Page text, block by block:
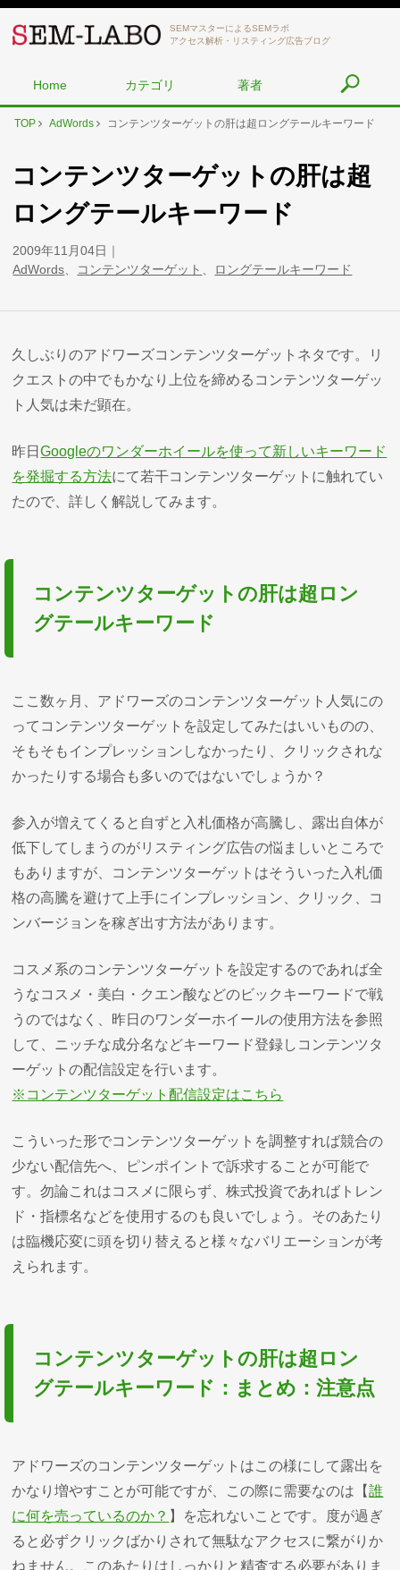
SEMマスターによるSEMラボ
アクセス解析・リスティング広告ブログ
Home カテゴリ 著者
TOP AdWords コンテンツターゲットの肝は超ロングテールキーワード
コンテンツターゲットの肝は超
ロングテールキーワード
2009年11月04日
AdWords
コンテンツターゲット ロングテールキーワード
久しぶりのアドワーズコンテンツターゲットネタです。リ
クエストの中でもかなり上位を締めるコンテンツターゲッ
ト人気は未だ顕在。
昨日Googleのワンダーホイールを使って新しいキーワード
を発掘する方法にて若干コンテンツターゲットに触れてい
たので、詳しく解説してみます。
コンテンツターゲットの肝は超ロン
グテールキーワード
ここ数ヶ月、アドワーズのコンテンツターゲット人気にの
ってコンテンツターゲットを設定してみたはいいものの、
そもそもインプレッションしなかったり、クリックされな
かったりする場合も多いのではないでしょうか？
参入が増えてくると自ずと入札価格が高騰し、露出自体が
低下してしまうのがリスティング広告の悩ましいところで
もありますが、コンテンツターゲットはそういった入札価
格の高騰を避けて上手にインプレッション、クリック、コ
ンバージョンを稼ぎ出す方法があります。
コスメ系のコンテンツターゲットを設定するのであれば全
うなコスメ・美白・クエン酸などのビックキーワードで戦
うのではなく、昨日のワンダーホイールの使用方法を参照
して、ニッチな成分名などキーワード登録しコンテンツタ
ーゲットの配信設定を行います。
※コンテンツターゲット配信設定はこちら
こういった形でコンテンツターゲットを調整すれば競合の
少ない配信先へ、ピンポイントで訴求することが可能で
す。勿論これはコスメに限らず、株式投資であればトレン
ド・指標名などを使用するのも良いでしょう。そのあたり
は臨機応変に頭を切り替えると様々なバリエーションが考
えられます。
コンテンツターゲットの肝は超ロン
グテールキーワード：まとめ：注意点
アドワーズのコンテンツターゲットはこの様にして露出を
かなり増やすことが可能ですが、この際に需要なのは【誰
に何を売っているのか？ 】を忘れないことです。度が過ぎ
ると必ずクリックばかりされて無駄なアクセスに繋がりか
ねません。このあたりはしっかりと精査する必要がありま